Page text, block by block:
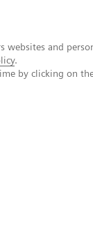
websites and
.
by clicking on